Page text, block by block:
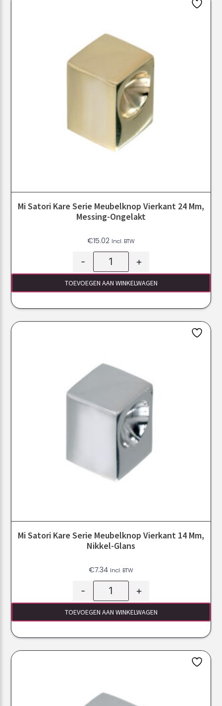
Mi Satori Kare Serie Meubelknop Vierkant 24 Mm,
Messing-Ongelakt
€15.02 Incl. BTW
- +
TOEVOEGEN AAN WINKELWAGEN
Mi Satori Kare Serie Meubelknop Vierkant 14 Mm,
Nikkel-Glans
€7.34 Incl. BTW
- +
TOEVOEGEN AAN WINKELWAGEN